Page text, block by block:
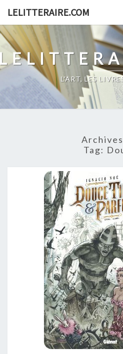
content
LELITTERAIRE.COM
L'ART, LES
Tag: